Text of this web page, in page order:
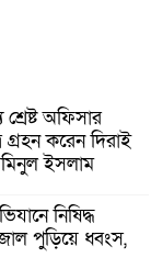
অফিসার
গ্রহন করেন দিরাই
ইসলাম
নিষিদ্ধ
পুড়িয়ে ধ্বংস,